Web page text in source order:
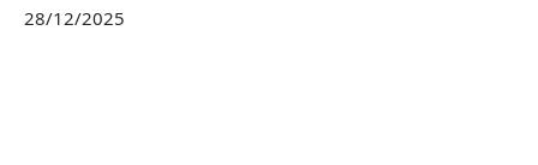
28/12/2025